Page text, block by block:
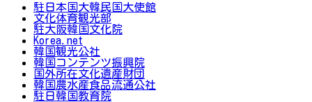
駐日本国大韓民国大使館
文化体育観光部
駐大阪韓国文化院
Korea.net
韓国観光公社
韓国コンテンツ振興院
国外所在文化遺産財団
韓国農水産食品流通公社
駐日韓国教育院